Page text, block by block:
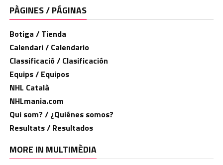
PÀGINES / PÁGINAS
Botiga / Tienda
Calendari / Calendario
Classificació / Clasificación
Equips / Equipos
NHL Català
NHLmania.com
Qui som? / ¿Quiénes somos?
Resultats / Resultados
MORE IN MULTIMÈDIA